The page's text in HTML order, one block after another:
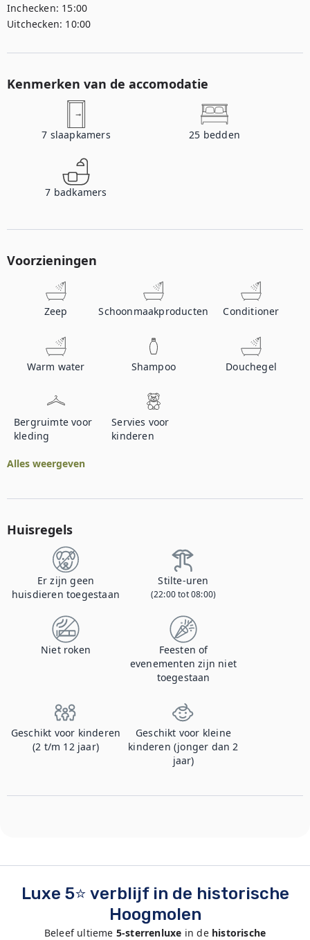
Inchecken: 15:00
Uitchecken: 10:00
Kenmerken van de accomodatie
7 slaapkamers 25 bedden
7 badkamers
Voorzieningen
Zeep Schoonmaakproducten Conditioner
Warm water Shampoo Douchegel
Bergruimte voor
kleding
Servies voor
kinderen
Alles weergeven
Huisregels
Er zijn geen
huisdieren toegestaan
Stilte-uren
(22:00 tot 08:00)
Niet roken
Feesten of
evenementen zijn niet
toegestaan
Geschikt voor kinderen
(2 t/m 12 jaar)
Geschikt voor kleine
kinderen (jonger dan 2
jaar)
Luxe 5⭐ verblijf in de historische
Hoogmolen
Beleef ultieme 5-sterrenluxe in de historische